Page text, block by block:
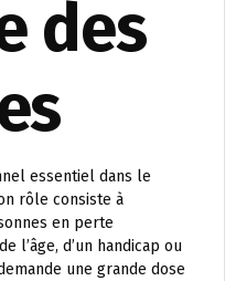
des
essentiel dans le
rôle consiste à
en perte
l’âge, d’un handicap ou
une grande dose